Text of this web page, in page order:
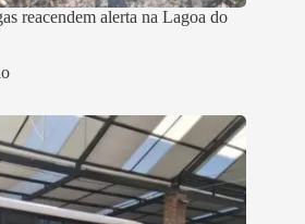
reacendem alerta na Lagoa do